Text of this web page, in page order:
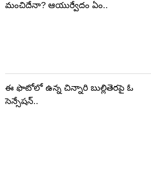
మంచిదేనా? ఆయుర్వేదం ఏం..
ఈ ఫొటోలో ఉన్న చిన్నారి బుల్లితెరపై ఓ
సెన్సేషన్..